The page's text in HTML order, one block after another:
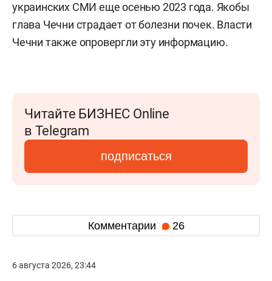
украинских СМИ еще осенью 2023 года. Якобы
глава Чечни страдает от болезни почек. Власти
Чечни также опровергли эту информацию.
Читайте БИЗНЕС Online
в Telegram
подписаться
Комментарии 26
6 августа 2026, 23:44